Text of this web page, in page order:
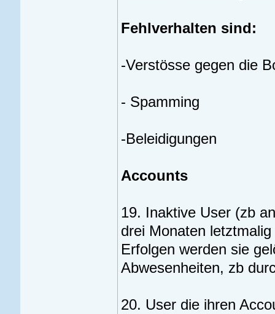
Fehlverhalten sind:
-Verstösse gegen die
- Spamming
-Beleidigungen
Accounts
19. Inaktive User (zb
drei Monaten
Erfolgen werden sie
Abwesenheiten, zb
20. User die ihren